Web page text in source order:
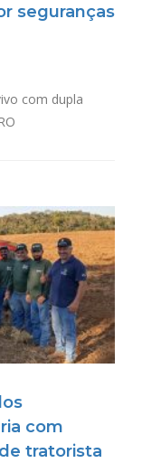
seguranças
com dupla
com
tratorista